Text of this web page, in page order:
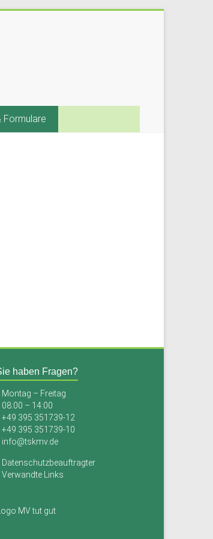
Formulare
haben Fragen?
Montag – Freitag
08:00 – 14:00
+49 395 351739-12
+49 395 351739-10
info@tskmv.de
Datenschutzbeauftragter
Verwandte Links